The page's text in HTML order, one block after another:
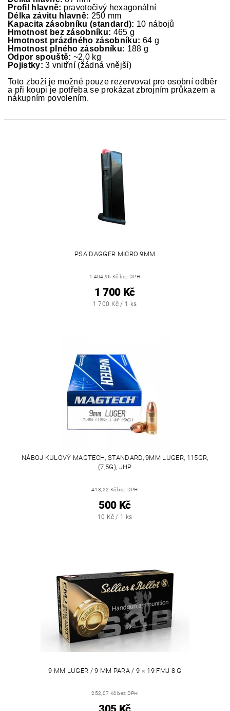
Profil hlavně: pravotočivý hexagonální
Délka závitu hlavně: 250 mm
Kapacita zásobníku (standard): 10 nábojů
Hmotnost bez zásobníku: 465 g
Hmotnost prázdného zásobníku: 64 g
Hmotnost plného zásobníku: 188 g
Odpor spouště: ~2,0 kg
Pojistky:3 vnitřní (žádná vnější)
Toto zboží je možné pouze rezervovat pro osobní odběr
a při koupi je potřeba se prokázat zbrojním průkazem a
nákupním povolením.
PSA DAGGER MICRO 9MM
1 404,96 Kč bez DPH
1 700 Kč
1 700 Kč / 1 ks
NÁBOJ KULOVÝ MAGTECH, STANDARD, 9MM LUGER, 115GR,
(7,5G), JHP
413,22 Kč bez DPH
500 Kč
10 Kč / 1 ks
9 MM LUGER / 9 MM PARA / 9 × 19 FMJ 8 G
252,07 Kč bez DPH